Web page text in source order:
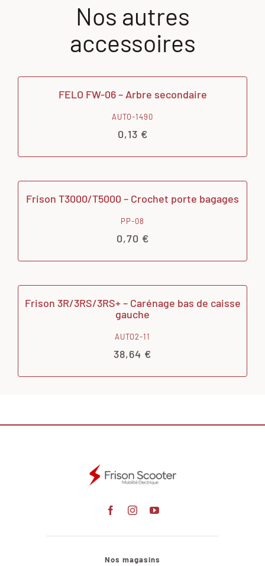
Nos autres
accessoires
FELO FW-06 – Arbre secondaire
AUTO-1490
0,13 €
Frison T3000/T5000 – Crochet porte bagages
PP-08
0,70 €
Frison 3R/3RS/3RS+ – Carénage bas de caisse
gauche
AUTO2-11
38,64 €
Nos magasins